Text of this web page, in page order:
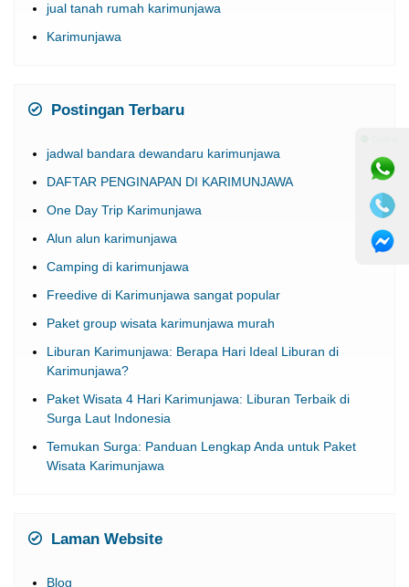
jual tanah rumah karimunjawa
Karimunjawa
Postingan Terbaru
jadwal bandara dewandaru karimunjawa
DAFTAR PENGINAPAN DI KARIMUNJAWA
One Day Trip Karimunjawa
Alun alun karimunjawa
Camping di karimunjawa
Freedive di Karimunjawa sangat popular
Paket group wisata karimunjawa murah
Liburan Karimunjawa: Berapa Hari Ideal Liburan di
Karimunjawa?
Paket Wisata 4 Hari Karimunjawa: Liburan Terbaik di
Surga Laut Indonesia
Temukan Surga: Panduan Lengkap Anda untuk Paket
Wisata Karimunjawa
Laman Website
Blog